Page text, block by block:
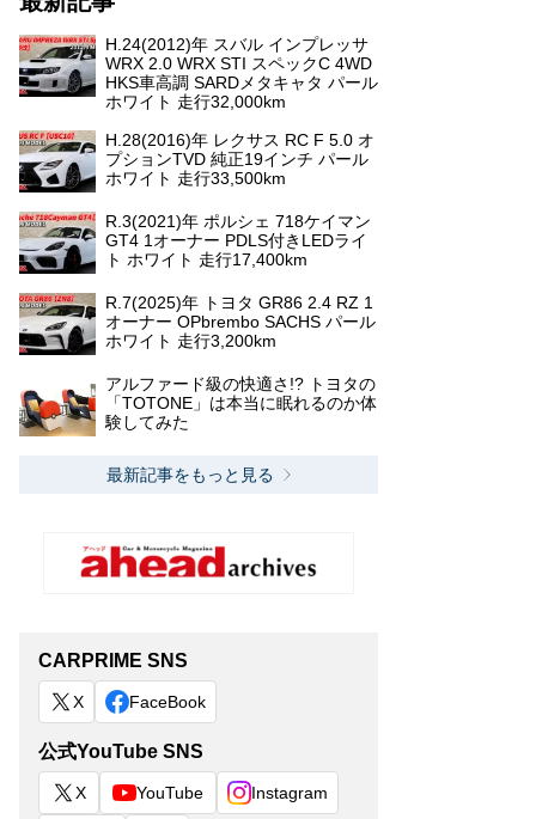
H.24(2012)年 スバル インプレッサ
WRX 2.0 WRX STI スペックC 4WD
HKS車高調 SARDメタキャタ パール
ホワイト 走行32,000km
H.28(2016)年 レクサス RC F 5.0 オ
プションTVD 純正19インチ パール
ホワイト 走行33,500km
R.3(2021)年 ポルシェ 718ケイマン
GT4 1オーナー PDLS付きLEDライ
ト ホワイト 走行17,400km
R.7(2025)年 トヨタ GR86 2.4 RZ 1
オーナー OPbrembo SACHS パール
ホワイト 走行3,200km
アルファード級の快適さ!? トヨタの
「TOTONE」は本当に眠れるのか体
験してみた
最新記事をもっと見る
CARPRIME SNS
X FaceBook
公式YouTube SNS
X YouTube Instagram